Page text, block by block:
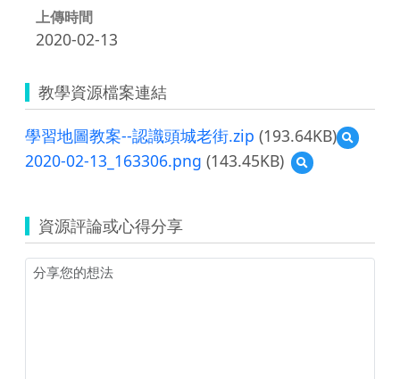
上傳時間
2020-02-13
教學資源檔案連結
學習地圖教案--認識頭城老街.zip (193.64KB)
預
覽
案-
2020-02-13_163306.png (143.45KB)
預
覽
資源評論或心得分享